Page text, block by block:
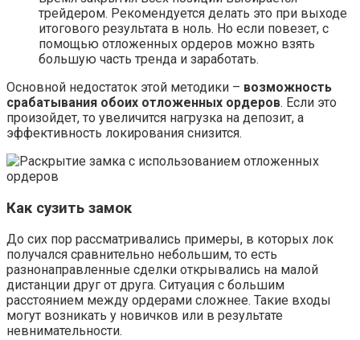
трейдером. Рекомендуется делать это при выходе
итогового результата в ноль. Но если повезет, с
помощью отложенных ордеров можно взять
большую часть тренда и заработать.
Основной недостаток этой методики – возможность
срабатывания обоих отложенных ордеров. Если это
произойдет, то увеличится нагрузка на депозит, а
эффективность локирования снизится.
Как сузить замок
До сих пор рассматривались примеры, в которых лок
получался сравнительно небольшим, то есть
разнонаправленные сделки открывались на малой
дистанции друг от друга. Ситуация с большим
расстоянием между ордерами сложнее. Такие входы
могут возникать у новичков или в результате
невнимательности.